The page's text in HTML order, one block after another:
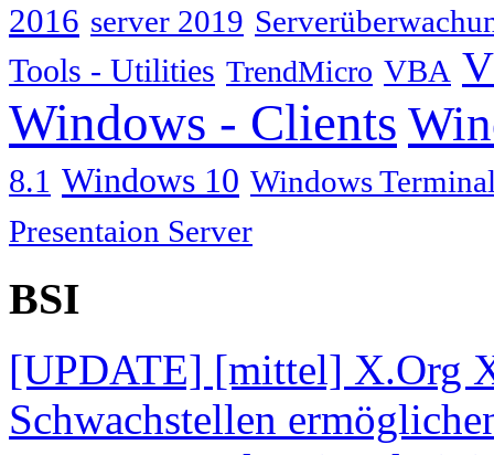
2016 server 2019
Tools - Utilities TrendMicro VBA
Windows - Clients
8.1 Windows 10 Windows
Presentaion Server
BSI
[UPDATE] [mittel] X.Org
Schwachstellen